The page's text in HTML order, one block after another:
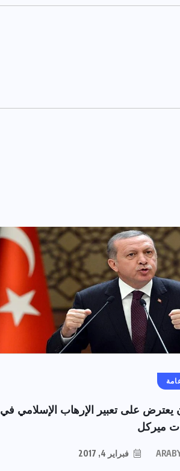
يعترض على تعبير الإرهاب الإسلامي في
ميركل
فبراير 4, 2017